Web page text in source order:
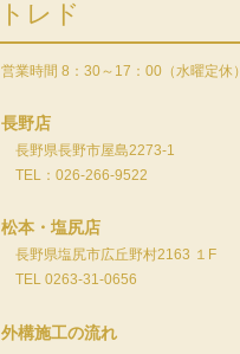
トレド
営業時間 8：30～17：00（水曜定休）
長野店
長野県長野市屋島2273-1
TEL：026-266-9522
松本・塩尻店
長野県塩尻市広丘野村2163 １F
TEL 0263-31-0656
外構施工の流れ